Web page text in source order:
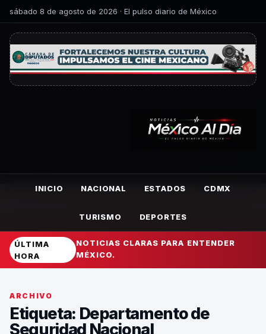
sábado 8 de agosto de 2026 · El pulso diario de México
INICIO NACIONAL ESTADOS CDMX
TURISMO DEPORTES
ÚLTIMA
HORA
NOTICIAS CLARAS PARA ENTENDER
MÉXICO.
ARCHIVO
Etiqueta: Departamento de
Seguridad Nacional